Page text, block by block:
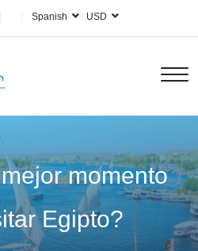
Spanish USD
momento
Egipto?